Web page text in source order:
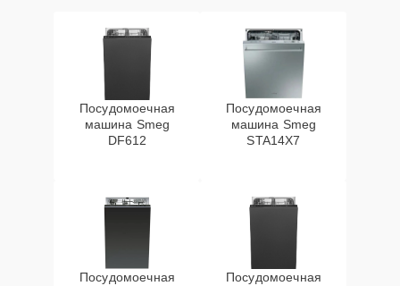
Посудомоечная
машина Smeg
DF612
Посудомоечная
машина Smeg
STA14X7
Посудомоечная
Посудомоечная